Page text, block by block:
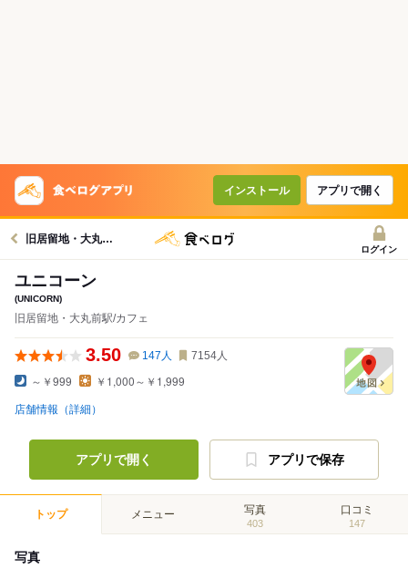
インストール アプリで開く
旧居留地・大丸前駅グルメへ
ログイン
ユニコーン
(UNICORN)
旧居留地・大丸前駅/カフェ
3.50 147 人 7154人
～￥999 ￥1,000～￥1,999
店舗情報（詳細）
アプリで開く アプリで保存
トップ メニュー 写真
403
口コミ
147
写真